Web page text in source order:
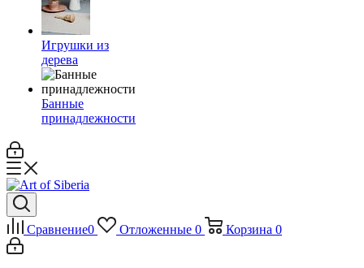
Игрушки из
дерева
Банные
принадлежности
Сравнение0 Отложенные 0 Корзина 0